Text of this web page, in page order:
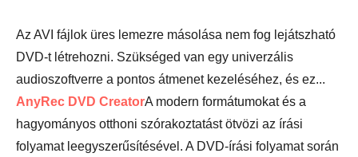
Az AVI fájlok üres lemezre másolása nem fog lejátszható
DVD-t létrehozni. Szükséged van egy univerzális
audioszoftverre a pontos átmenet kezeléséhez, és ez...
AnyRec DVD CreatorA modern formátumokat és a
hagyományos otthoni szórakoztatást ötvözi az írási
folyamat leegyszerűsítésével. A DVD-írási folyamat során